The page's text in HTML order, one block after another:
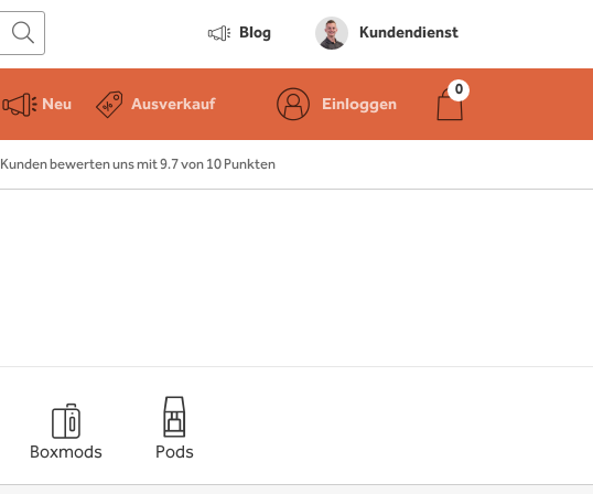
Blog Kundendienst
Neu Ausverkauf Einloggen
Kunden bewerten uns mit 9.7 von 10 Punkten
Boxmods Pods